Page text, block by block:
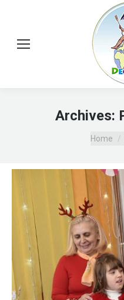
Archives:
You
Home